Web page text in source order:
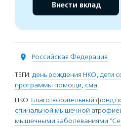
Внести вклад
Российская Федерация
ТЕГИ: день рождения НКО, дети
программы помощи, сма
НКО: Благотворительный фонд
спинальной мышечной
мышечными заболеваниями